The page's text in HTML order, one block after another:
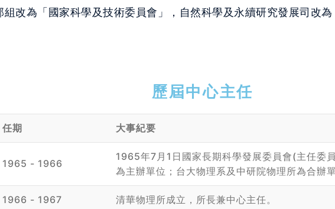
組改為「國家科學及技術委員會」，自然科學及永續研究發展司改
歷屆中心主任
任期 大事紀要
1965 - 1966
1965年7月1日國家長期科學發展委員會(主任委
為主辦單位；台大物理系及中研院物理所為合辦
1966 - 1967 清華物理所成立，所長兼中心主任。